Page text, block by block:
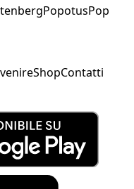
PopotusPop
ShopContatti